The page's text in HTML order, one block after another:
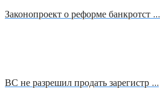
Законопроект о реформе банкротст …
ВС не разрешил продать зарегистр …